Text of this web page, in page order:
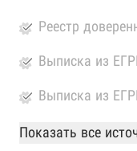
Реестр
Выписка из
Выписка из
База Росстата
Показать все